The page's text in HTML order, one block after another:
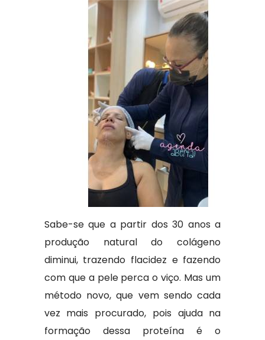
Sabe-se que a partir dos 30 anos a
produção natural do colágeno
diminui, trazendo flacidez e fazendo
com que a pele perca o viço. Mas um
método novo, que vem sendo cada
vez mais procurado, pois ajuda na
formação dessa proteína é o